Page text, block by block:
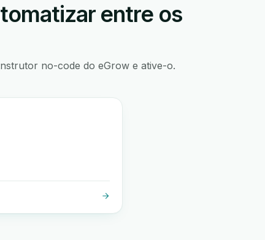
entre os
no-code do eGrow e ative-o.